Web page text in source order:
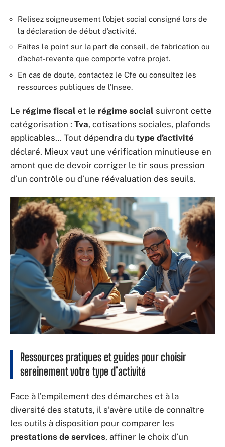
Relisez soigneusement l’objet social consigné lors de
la déclaration de début d’activité.
Faites le point sur la part de conseil, de fabrication ou
d’achat-revente que comporte votre projet.
En cas de doute, contactez le Cfe ou consultez les
ressources publiques de l’Insee.
Le régime fiscal et le régime social suivront cette
catégorisation : Tva, cotisations sociales, plafonds
applicables… Tout dépendra du type d’activité
déclaré. Mieux vaut une vérification minutieuse en
amont que de devoir corriger le tir sous pression
d’un contrôle ou d’une réévaluation des seuils.
Ressources pratiques et guides pour choisir
sereinement votre type d’activité
Face à l’empilement des démarches et à la
diversité des statuts, il s’avère utile de connaître
les outils à disposition pour comparer les
prestations de services, affiner le choix d’un